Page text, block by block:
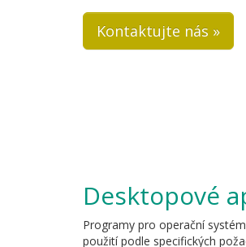
Kontaktujte nás »
Desktopové
Programy pro operační
použití podle specifických